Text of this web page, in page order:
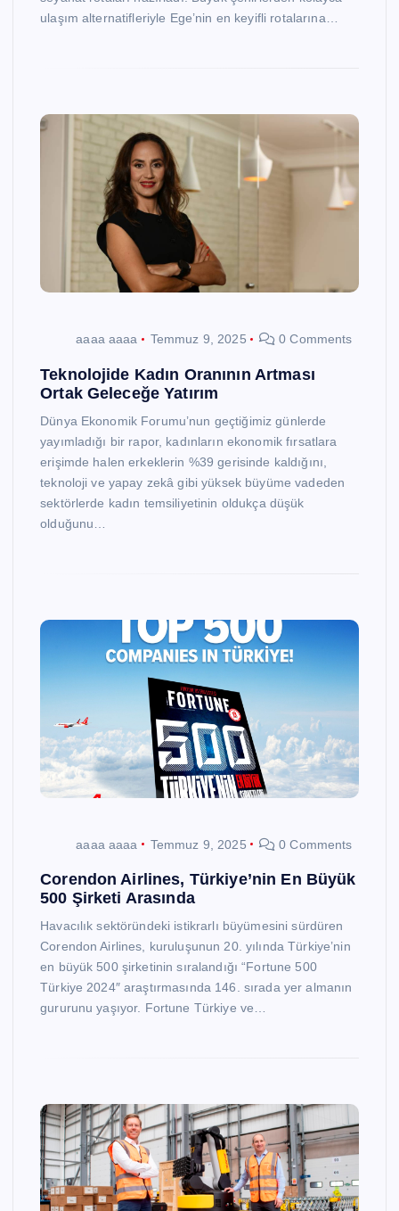
ulaşım alternatifleriyle Ege’nin en keyifli rotalarına…
aaaa aaaa Temmuz 9, 2025 0 Comments
Teknolojide Kadın Oranının Artması
Ortak Geleceğe Yatırım
Dünya Ekonomik Forumu’nun geçtiğimiz günlerde
yayımladığı bir rapor, kadınların ekonomik fırsatlara
erişimde halen erkeklerin %39 gerisinde kaldığını,
teknoloji ve yapay zekâ gibi yüksek büyüme vadeden
sektörlerde kadın temsiliyetinin oldukça düşük
olduğunu…
aaaa aaaa Temmuz 9, 2025 0 Comments
Corendon Airlines, Türkiye’nin En Büyük
500 Şirketi Arasında
Havacılık sektöründeki istikrarlı büyümesini sürdüren
Corendon Airlines, kuruluşunun 20. yılında Türkiye’nin
en büyük 500 şirketinin sıralandığı “Fortune 500
Türkiye 2024″ araştırmasında 146. sırada yer almanın
gururunu yaşıyor. Fortune Türkiye ve…